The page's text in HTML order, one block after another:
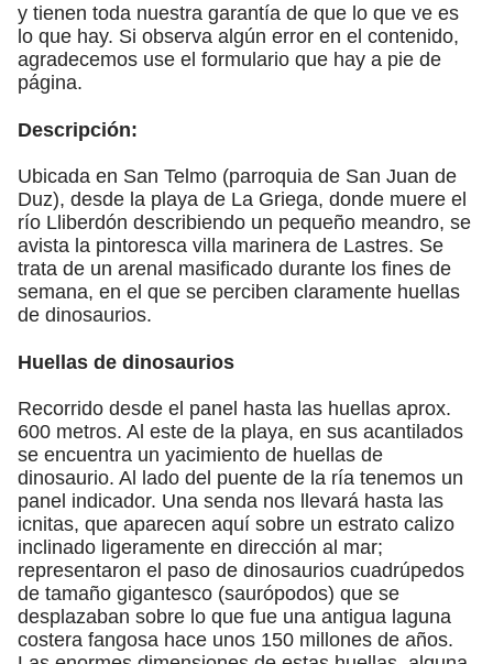
y tienen toda nuestra garantía de que lo que ve es
lo que hay. Si observa algún error en el contenido,
agradecemos use el formulario que hay a pie de
página.
Descripción:
Ubicada en San Telmo (parroquia de San Juan de
Duz), desde la playa de La Griega, donde muere el
río Lliberdón describiendo un pequeño meandro, se
avista la pintoresca villa marinera de Lastres. Se
trata de un arenal masificado durante los fines de
semana, en el que se perciben claramente huellas
de dinosaurios.
Huellas de dinosaurios
Recorrido desde el panel hasta las huellas aprox.
600 metros. Al este de la playa, en sus acantilados
se encuentra un yacimiento de huellas de
dinosaurio. Al lado del puente de la ría tenemos un
panel indicador. Una senda nos llevará hasta las
icnitas, que aparecen aquí sobre un estrato calizo
inclinado ligeramente en dirección al mar;
representaron el paso de dinosaurios cuadrúpedos
de tamaño gigantesco (saurópodos) que se
desplazaban sobre lo que fue una antigua laguna
costera fangosa hace unos 150 millones de años.